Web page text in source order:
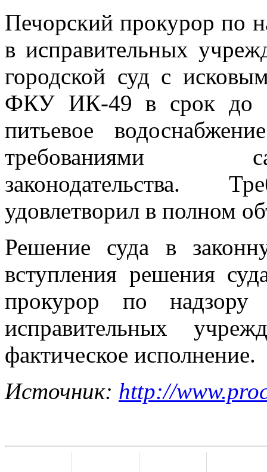
Печорский прокурор по
в исправительных
городской суд с
ФКУ ИК-49 в срок до 1
питьевое
требованиями
законодательства.
удовлетворил в полном
Решение суда в
вступления решения
прокурор по
исправительных
фактическое исполнение.
Источник: http://